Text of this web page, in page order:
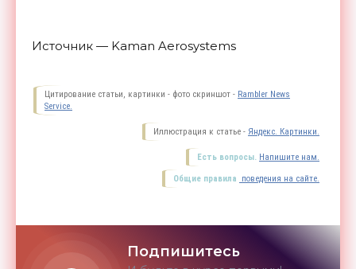
Источник — Kaman Aerosystems
Цитирование статьи, картинки - фото скриншот - Rambler News
Service.
Иллюстрация к статье - Яндекс. Картинки.
Есть вопросы. Напишите нам.
Общие правила поведения на сайте.
Подпишитесь